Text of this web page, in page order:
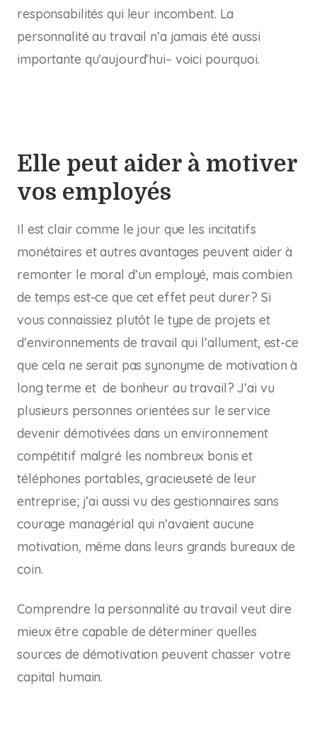
responsabilités qui leur incombent. La
personnalité au travail n’a jamais été aussi
importante qu’aujourd’hui– voici pourquoi.
Elle peut aider à motiver
vos employés
Il est clair comme le jour que les incitatifs
monétaires et autres avantages peuvent aider à
remonter le moral d’un employé, mais combien
de temps est-ce que cet effet peut durer? Si
vous connaissiez plutôt le type de projets et
d’environnements de travail qui l’allument, est-ce
que cela ne serait pas synonyme de motivation à
long terme et de bonheur au travail? J’ai vu
plusieurs personnes orientées sur le service
devenir démotivées dans un environnement
compétitif malgré les nombreux bonis et
téléphones portables, gracieuseté de leur
entreprise; j’ai aussi vu des gestionnaires sans
courage managérial qui n’avaient aucune
motivation, même dans leurs grands bureaux de
coin.
Comprendre la personnalité au travail veut dire
mieux être capable de déterminer quelles
sources de démotivation peuvent chasser votre
capital humain.